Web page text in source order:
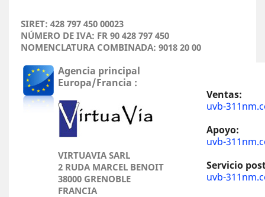
SIRET: 428 797 450 00023
NÚMERO DE IVA: FR 90 428 797 450
NOMENCLATURA COMBINADA: 9018 20 00
Agencia principal
Europa/Francia :
VIRTUAVIA SARL
2 RUDA MARCEL BENOIT
38000 GRENOBLE
FRANCIA
Ventas:
uvb-
Apoyo:
uvb-
Servicio
uvb-